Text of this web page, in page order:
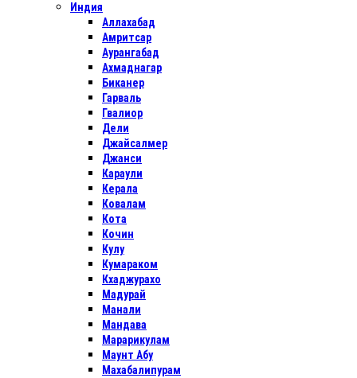
Индия
Аллахабад
Амритсар
Аурангабад
Ахмаднагар
Биканер
Гарваль
Гвалиор
Дели
Джайсалмер
Джанси
Караули
Керала
Ковалам
Кота
Кочин
Кулу
Кумараком
Кхаджурахо
Мадурай
Манали
Мандава
Марарикулам
Маунт Абу
Махабалипурам